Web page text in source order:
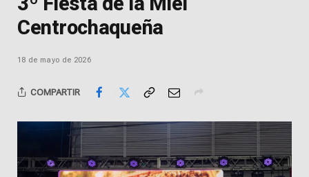
Centrochaqueña
18 de mayo de 2026
COMPARTIR